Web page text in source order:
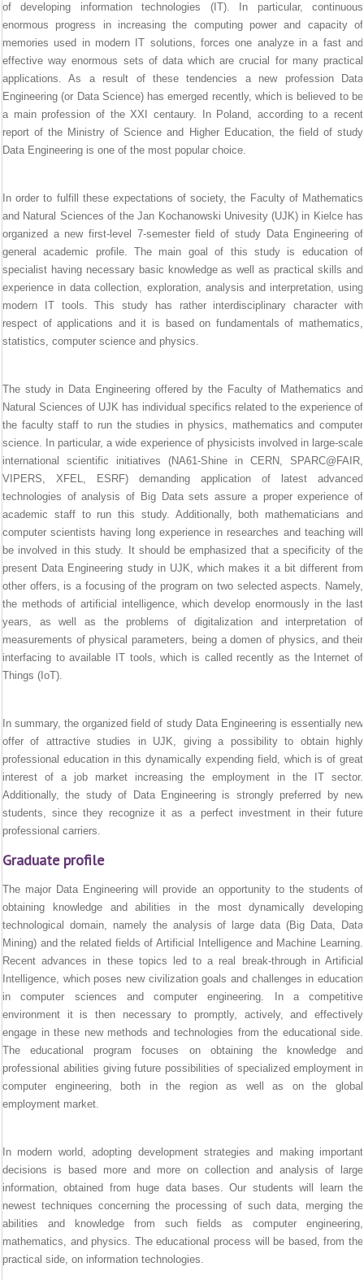
of developing information technologies (IT). In particular, continuous
enormous progress in increasing the computing power and capacity of
memories used in modern IT solutions, forces one analyze in a fast and
effective way enormous sets of data which are crucial for many practical
applications. As a result of these tendencies a new profession Data
Engineering (or Data Science) has emerged recently, which is believed to be
a main profession of the XXI centaury. In Poland, according to a recent
report of the Ministry of Science and Higher Education, the field of study
Data Engineering is one of the most popular choice.
In order to fulfill these expectations of society, the Faculty of Mathematics
and Natural Sciences of the Jan Kochanowski Univesity (UJK) in Kielce has
organized a new first-level 7-semester field of study Data Engineering of
general academic profile. The main goal of this study is education of
specialist having necessary basic knowledge as well as practical skills and
experience in data collection, exploration, analysis and interpretation, using
modern IT tools. This study has rather interdisciplinary character with
respect of applications and it is based on fundamentals of mathematics,
statistics, computer science and physics.
The study in Data Engineering offered by the Faculty of Mathematics and
Natural Sciences of UJK has individual specifics related to the experience of
the faculty staff to run the studies in physics, mathematics and computer
science. In particular, a wide experience of physicists involved in large-scale
international scientific initiatives (NA61-Shine in CERN, SPARC@FAIR,
VIPERS, XFEL, ESRF) demanding application of latest advanced
technologies of analysis of Big Data sets assure a proper experience of
academic staff to run this study. Additionally, both mathematicians and
computer scientists having long experience in researches and teaching will
be involved in this study. It should be emphasized that a specificity of the
present Data Engineering study in UJK, which makes it a bit different from
other offers, is a focusing of the program on two selected aspects. Namely,
the methods of artificial intelligence, which develop enormously in the last
years, as well as the problems of digitalization and interpretation of
measurements of physical parameters, being a domen of physics, and their
interfacing to available IT tools, which is called recently as the Internet of
Things (IoT).
In summary, the organized field of study Data Engineering is essentially new
offer of attractive studies in UJK, giving a possibility to obtain highly
professional education in this dynamically expending field, which is of great
interest of a job market increasing the employment in the IT sector.
Additionally, the study of Data Engineering is strongly preferred by new
students, since they recognize it as a perfect investment in their future
professional carriers.
Graduate profile
The major Data Engineering will provide an opportunity to the students of
obtaining knowledge and abilities in the most dynamically developing
technological domain, namely the analysis of large data (Big Data, Data
Mining) and the related fields of Artificial Intelligence and Machine Learning.
Recent advances in these topics led to a real break-through in Artificial
Intelligence, which poses new civilization goals and challenges in education
in computer sciences and computer engineering. In a competitive
environment it is then necessary to promptly, actively, and effectively
engage in these new methods and technologies from the educational side.
The educational program focuses on obtaining the knowledge and
professional abilities giving future possibilities of specialized employment in
computer engineering, both in the region as well as on the global
employment market.
In modern world, adopting development strategies and making important
decisions is based more and more on collection and analysis of large
information, obtained from huge data bases. Our students will learn the
newest techniques concerning the processing of such data, merging the
abilities and knowledge from such fields as computer engineering,
mathematics, and physics. The educational process will be based, from the
practical side, on information technologies.